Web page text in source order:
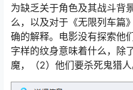
为缺乏关于角色及其战斗背
么，以及对于《无限列车篇
确的解释。电影没有探索他
字样的纹身意味着什么，除
魔，（2）他们要杀死鬼猎人